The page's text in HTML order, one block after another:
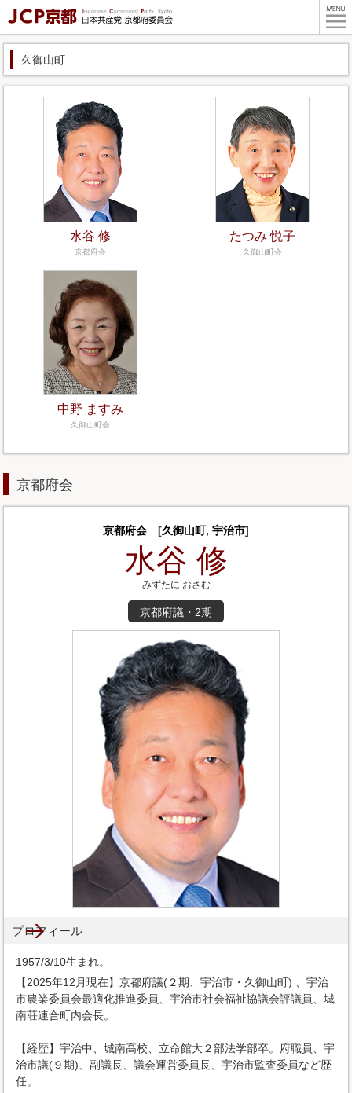
久御山町
水谷 修
京都府会
たつみ 悦子
久御山町会
中野 ますみ
久御山町会
京都府会
京都府会 [久御山町, 宇治市]
水谷 修
みずたに おさむ
京都府議・2期
プロフィール
1957/3/10生まれ。
【2025年12月現在】京都府議(２期、宇治市・久御山町) 、宇治
市農業委員会最適化推進委員、宇治市社会福祉協議会評議員、城
南荘連合町内会長。
【経歴】宇治中、城南高校、立命館大２部法学部卒。府職員、宇
治市議(９期)、副議長、議会運営委員長、宇治市監査委員など歴
任。